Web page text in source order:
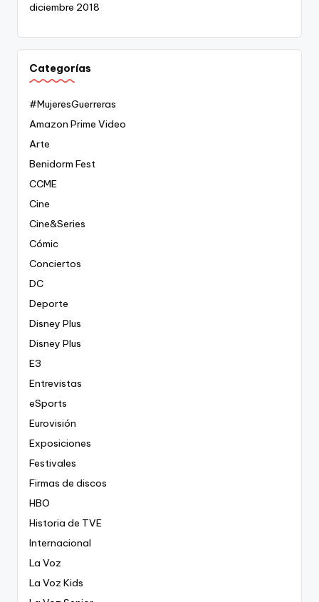
diciembre 2018
Categorías
#MujeresGuerreras
Amazon Prime Video
Arte
Benidorm Fest
CCME
Cine
Cine&Series
Cómic
Conciertos
DC
Deporte
Disney Plus
Disney Plus
E3
Entrevistas
eSports
Eurovisión
Exposiciones
Festivales
Firmas de discos
HBO
Historia de TVE
Internacional
La Voz
La Voz Kids